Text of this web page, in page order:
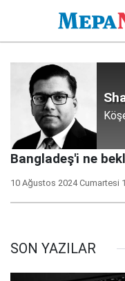
Bangladeş'i ne
10 Ağustos 2024 Cumartesi
SON YAZILAR